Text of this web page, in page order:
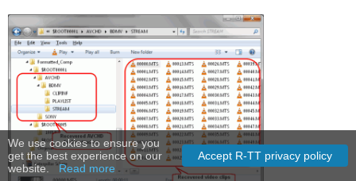
We use cookies to ensure you
get the best experience on our
website.Read more
Accept R-TT privacy policy